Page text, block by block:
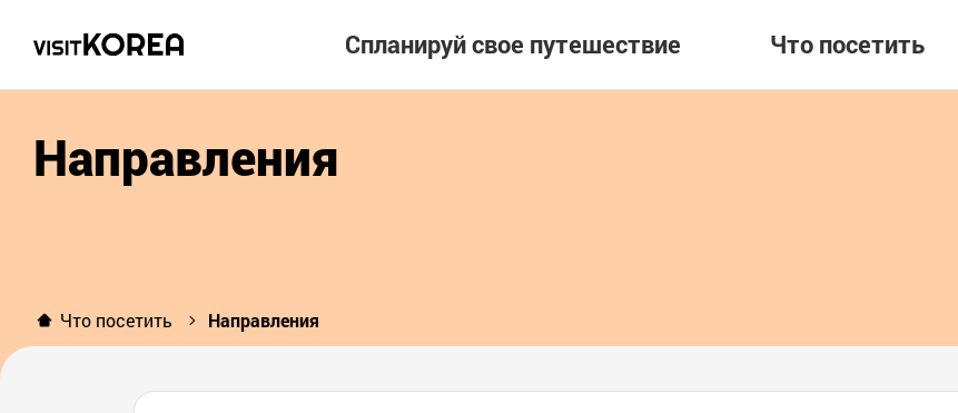
Спланируй свое путешествие Что посетить
Направления
Что посетить Направления